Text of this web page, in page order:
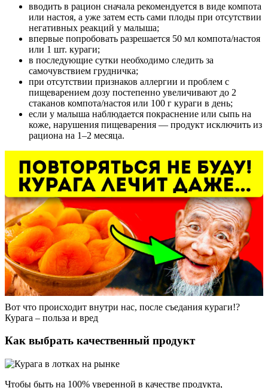
вводить в рацион сначала рекомендуется в виде компота
или настоя, а уже затем есть сами плоды при отсутствии
негативных реакций у малыша;
впервые попробовать разрешается 50 мл компота/настоя
или 1 шт. кураги;
в последующие сутки необходимо следить за
самочувствием грудничка;
при отсутствии признаков аллергии и проблем с
пищеварением дозу постепенно увеличивают до 2
стаканов компота/настоя или 100 г кураги в день;
если у малыша наблюдается покраснение или сыпь на
коже, нарушения пищеварения — продукт исключить из
рациона на 1–2 месяца.
Вот что происходит внутри нас, после съедания кураги!?
Курага – польза и вред
Как выбрать качественный продукт
Чтобы быть на 100% уверенной в качестве продукта,